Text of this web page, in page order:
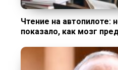
Чтение на автопилоте:
показало, как мозг